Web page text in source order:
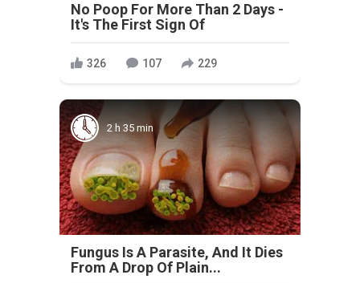
No Poop For More Than 2 Days -
It's The First Sign Of
326 107 229
2 h 35 min
Fungus Is A Parasite, And It Dies
From A Drop Of Plain...